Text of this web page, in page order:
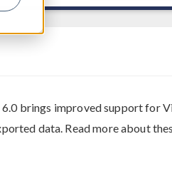
brings improved support for
data. Read more about